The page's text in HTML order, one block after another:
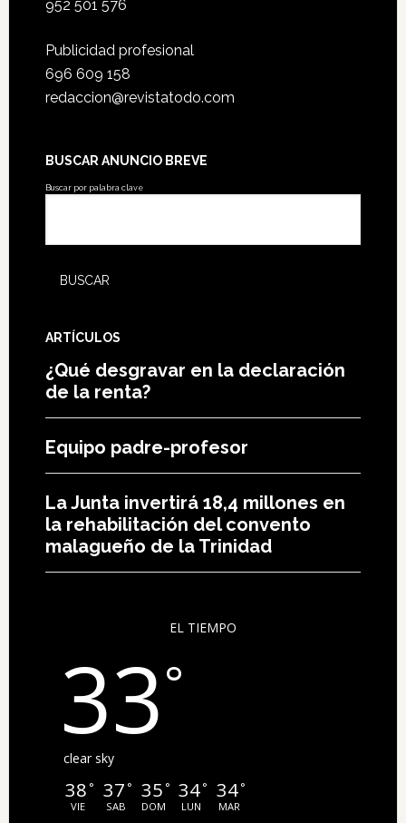
952 501 576
Publicidad profesional
696 609 158
redaccion@revistatodo.com
BUSCAR ANUNCIO BREVE
Buscar por palabra clave
ARTÍCULOS
¿Qué desgravar en la declaración
de la renta?
Equipo padre-profesor
La Junta invertirá 18,4 millones en
la rehabilitación del convento
malagueño de la Trinidad
EL TIEMPO
33°
clear sky
38 °
VIE
37 °
SAB
35 °
DOM
34°
LUN
34°
MAR